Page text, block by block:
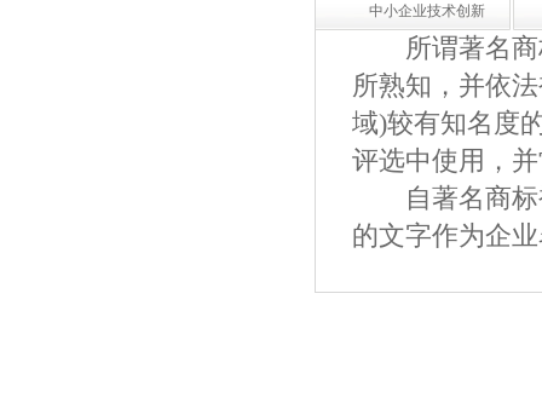
中小企业技术创新
所谓著名商
所熟知，并依
域)较有知名度
评选中使用，
自著名商标
的文字作为企